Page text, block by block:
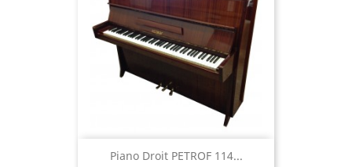
Piano Droit PETROF 114...